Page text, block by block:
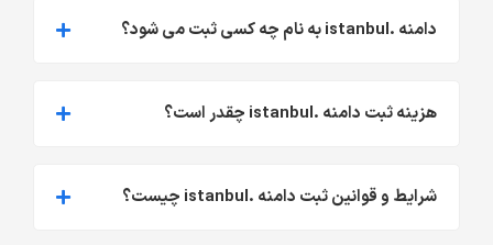
دامنه .istanbul به نام چه کسی ثبت می شود؟
هزینه ثبت دامنه .istanbul چقدر است؟
شرایط و قوانین ثبت دامنه .istanbul چیست؟